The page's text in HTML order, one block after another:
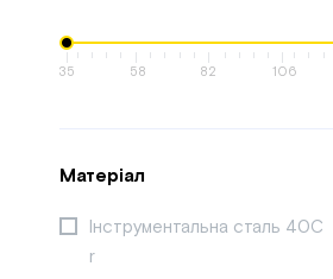
35 58 82 106
Матеріал
Інструментальна сталь 40C
r